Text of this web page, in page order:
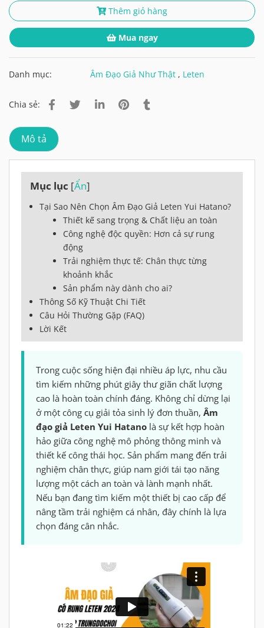
Thêm giỏ hàng
Mua ngay
Danh mục: Âm Đạo Giả Như Thật , Leten
Chia sẻ:
Mô tả
Mục lục [Ẩn]
Tại Sao Nên Chọn Âm Đạo Giả Leten Yui Hatano?
Thiết kế sang trọng & Chất liệu an toàn
Công nghệ độc quyền: Hơn cả sự rung
động
Trải nghiệm thực tế: Chân thực từng
khoảnh khắc
Sản phẩm này dành cho ai?
Thông Số Kỹ Thuật Chi Tiết
Câu Hỏi Thường Gặp (FAQ)
Lời Kết
Trong cuộc sống hiện đại nhiều áp lực, nhu cầu
tìm kiếm những phút giây thư giãn chất lượng
cao là hoàn toàn chính đáng. Không chỉ dừng lại
ở một công cụ giải tỏa sinh lý đơn thuần, Âm
đạo giả Leten Yui Hatano là sự kết hợp hoàn
hảo giữa công nghệ mô phỏng thông minh và
thiết kế công thái học. Sản phẩm mang đến trải
nghiệm chân thực, giúp nam giới tái tạo năng
lượng một cách an toàn và lành mạnh nhất.
Nếu bạn đang tìm kiếm một thiết bị cao cấp để
nâng tầm trải nghiệm cá nhân, đây chính là lựa
chọn đáng cân nhắc.